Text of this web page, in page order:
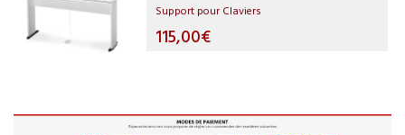
Support pour Claviers
115,00€